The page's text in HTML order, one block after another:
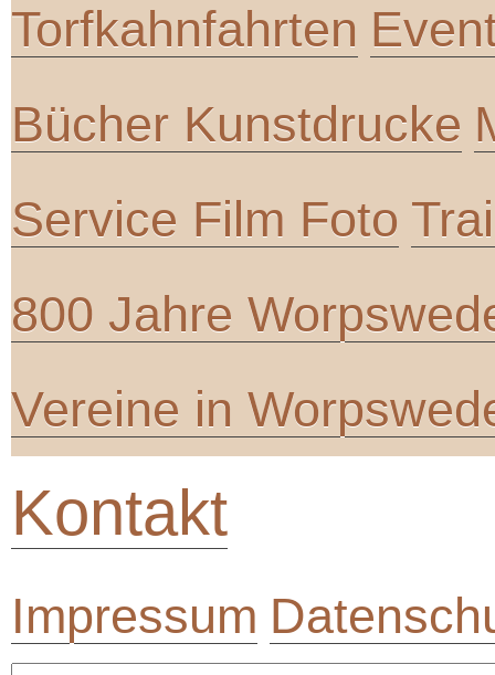
Torfkahnfahrten
Bücher Kunstdrucke
Service Film Foto
800 Jahre
Vereine in
Kontakt
Impressum